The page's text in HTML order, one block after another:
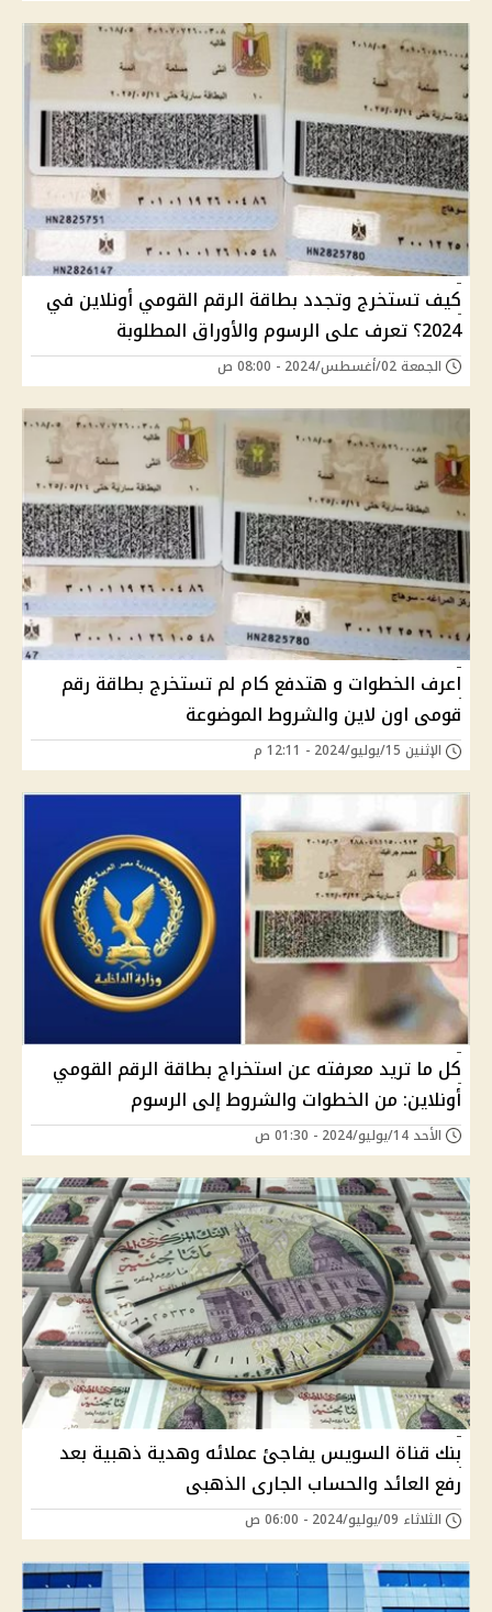
كيف تستخرج وتجدد بطاقة الرقم القومي أونلاين في
2024؟ تعرف على الرسوم والأوراق المطلوبة
الجمعة 02/أغسطس/2024 - 08:00 ص
اعرف الخطوات و هتدفع كام لم تستخرج بطاقة رقم
قومى اون لاين والشروط الموضوعة
الإثنين 15/يوليو/2024 - 12:11 م
كل ما تريد معرفته عن استخراج بطاقة الرقم القومي
أونلاين: من الخطوات والشروط إلى الرسوم
الأحد 14/يوليو/2024 - 01:30 ص
بنك قناة السويس يفاجئ عملائه وهدية ذهبية بعد
رفع العائد والحساب الجارى الذهبى
الثلاثاء 09/يوليو/2024 - 06:00 ص